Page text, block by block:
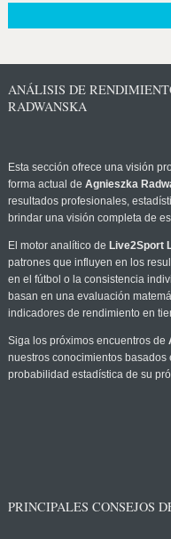
ANÁLISIS DE
RADWANSKA
Esta sección ofrece una visión
forma actual de Agnieszka
resultados profesionales,
brindar una visión completa de
El motor analítico de Live2Sport
patrones que influyen en los
en el fútbol o la consistencia
basan en una evaluación
indicadores de rendimiento en
Siga los próximos encuentros de
nuestros conocimientos
probabilidad estadística de su
PRINCIPALES CONSEJOS